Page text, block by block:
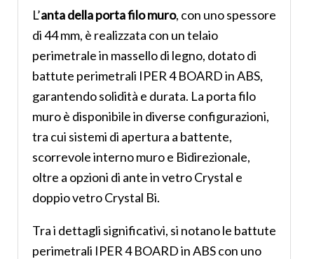
L’anta della porta filo muro, con uno spessore
di 44 mm, è realizzata con un telaio
perimetrale in massello di legno, dotato di
battute perimetrali IPER 4 BOARD in ABS,
garantendo solidità e durata. La porta filo
muro è disponibile in diverse configurazioni,
tra cui sistemi di apertura a battente,
scorrevole interno muro e Bidirezionale,
oltre a opzioni di ante in vetro Crystal e
doppio vetro Crystal Bi.
Tra i dettagli significativi, si notano le battute
perimetrali IPER 4 BOARD in ABS con uno